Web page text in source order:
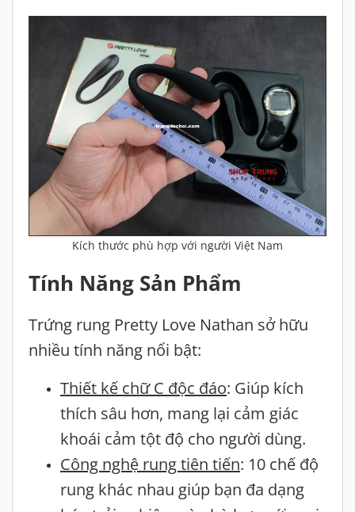
Kích thước phù hợp với người Việt Nam
Tính Năng Sản Phẩm
Trứng rung Pretty Love Nathan sở hữu
nhiều tính năng nổi bật:
Thiết kế chữ C độc đáo: Giúp kích
thích sâu hơn, mang lại cảm giác
khoái cảm tột độ cho người dùng.
Công nghệ rung tiên tiến: 10 chế độ
rung khác nhau giúp bạn đa dạng